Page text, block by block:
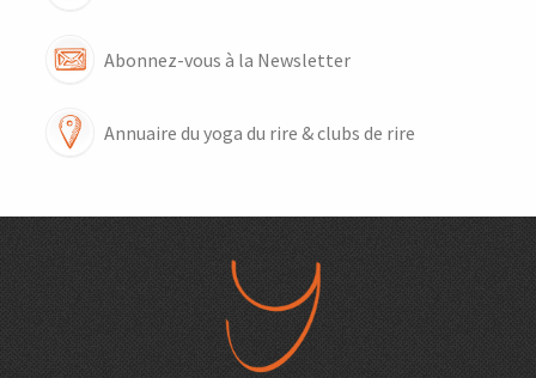
Abonnez-vous à la Newsletter
Annuaire du yoga du rire & clubs de rire